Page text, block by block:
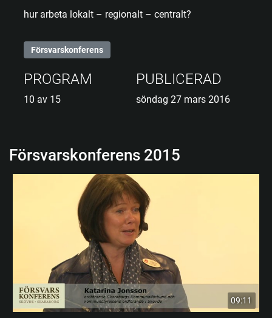
hur arbeta lokalt – regionalt – centralt?
Försvarskonferens
PROGRAM
10 av 15
PUBLICERAD
söndag 27 mars 2016
Försvarskonferens 2015
09:11